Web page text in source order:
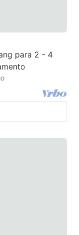
para 2 - 4